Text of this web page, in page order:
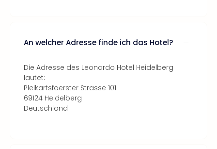
An welcher Adresse finde ich das Hotel?
Die Adresse des Leonardo Hotel Heidelberg
lautet:
Pleikartsfoerster Strasse 101
69124 Heidelberg
Deutschland